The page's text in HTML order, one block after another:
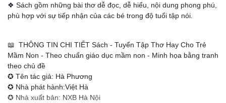
❖ Sách gồm những bài thơ dễ đọc, dễ hiểu, nội dung phong phú,
phù hợp với sự tiếp nhận của các bé trong độ tuổi tập nói.
📖 THÔNG TIN CHI TIẾT Sách - Tuyển Tập Thơ Hay Cho Trẻ
Mầm Non - Theo chuẩn giáo dục mầm non - Minh họa bằng tranh
theo chủ đề
✪ Tên tác giả: Hà Phương
✪ Nhà phát hành:Việt Hà
✪ Nhà xuất bản: NXB Hà Nội